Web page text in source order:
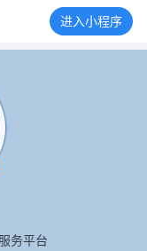
进入小程序
务平台